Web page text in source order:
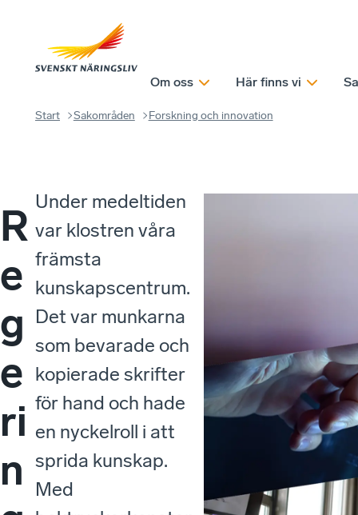
Om oss Här finns vi
Start Sakområden Forskning och innovation
R
e
g
e
ri
n
Under medeltiden
var klostren våra
främsta
kunskapscentrum.
Det var munkarna
som bevarade och
kopierade skrifter
för hand och hade
en nyckelroll i att
sprida kunskap.
Med